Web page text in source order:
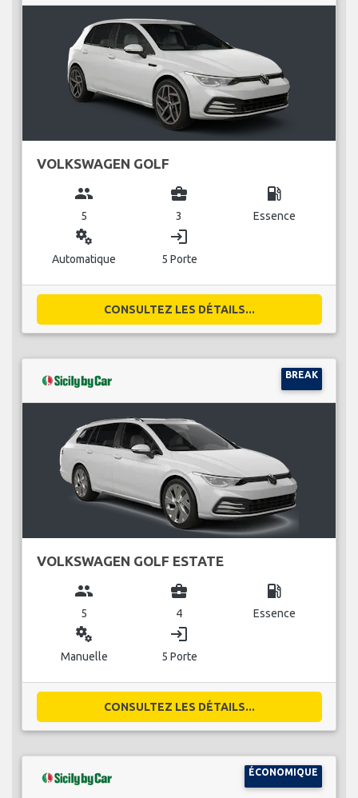
VOLKSWAGEN GOLF
group
5
business_center
3
local_gas_station
Essence
miscellaneous_services
Automatique
login
5 Porte
CONSULTEZ LES DÉTAILS...
BREAK
VOLKSWAGEN GOLF ESTATE
group
5
business_center
4
local_gas_station
Essence
miscellaneous_services
Manuelle
login
5 Porte
CONSULTEZ LES DÉTAILS...
ÉCONOMIQUE